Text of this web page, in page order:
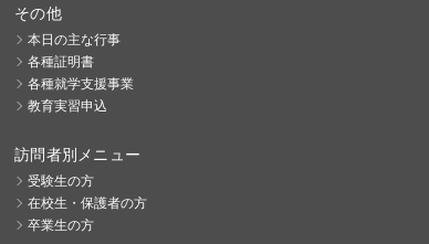
その他
本日の主な行事
各種証明書
各種就学支援事業
教育実習申込
訪問者別メニュー
受験生の方
在校生・保護者の方
卒業生の方